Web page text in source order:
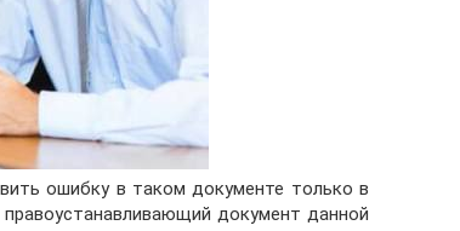
ошибку в таком документе только в
документ данной